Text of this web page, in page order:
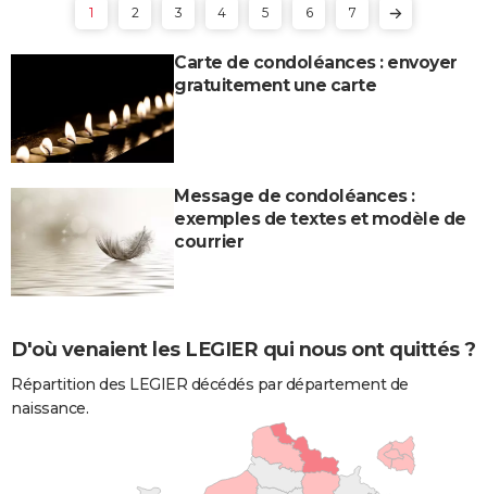
1 2 3 4 5 6 7
Carte de condoléances : envoyer
gratuitement une carte
Message de condoléances :
exemples de textes et modèle de
courrier
D'où venaient les LEGIER qui nous ont quittés ?
Répartition des LEGIER décédés par département de
naissance.